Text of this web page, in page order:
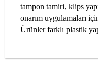
tampon tamiri, klips
onarım uygulamaları
Ürünler farklı plastik